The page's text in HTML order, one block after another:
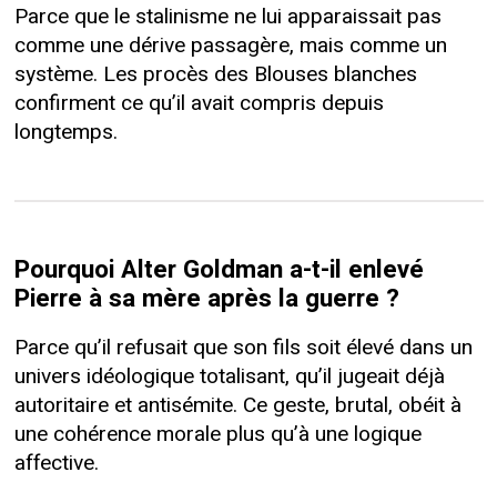
Parce que le stalinisme ne lui apparaissait pas
comme une dérive passagère, mais comme un
système. Les procès des Blouses blanches
confirment ce qu’il avait compris depuis
longtemps.
Pourquoi Alter Goldman a-t-il enlevé
Pierre à sa mère après la guerre ?
Parce qu’il refusait que son fils soit élevé dans un
univers idéologique totalisant, qu’il jugeait déjà
autoritaire et antisémite. Ce geste, brutal, obéit à
une cohérence morale plus qu’à une logique
affective.